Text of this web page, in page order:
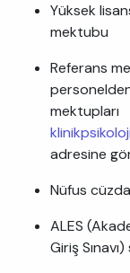
Yüksek
mektubu
Referans
mektupları
adresine
Nüfus
ALES
Giriş